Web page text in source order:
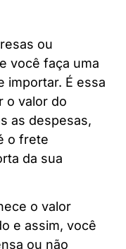
ou
você faça uma
importar. É essa
o valor do
as despesas,
o frete
da sua
o valor
e assim, você
ou não